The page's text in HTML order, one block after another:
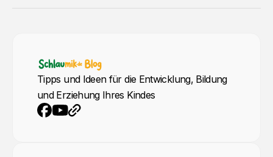
Tipps und Ideen für die Entwicklung, Bildung
und Erziehung Ihres Kindes